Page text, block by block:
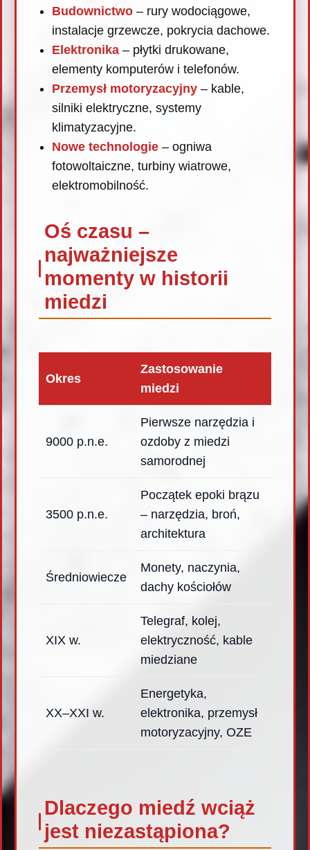
Budownictwo – rury wodociągowe,
instalacje grzewcze, pokrycia dachowe.
Elektronika – płytki drukowane,
elementy komputerów i telefonów.
Przemysł motoryzacyjny – kable,
silniki elektryczne, systemy
klimatyzacyjne.
Nowe technologie – ogniwa
fotowoltaiczne, turbiny wiatrowe,
elektromobilność.
Oś czasu –
najważniejsze
momenty w historii
miedzi
Okres
Zastosowanie
miedzi
9000 p.n.e.
Pierwsze narzędzia i
ozdoby z miedzi
samorodnej
3500 p.n.e.
Początek epoki brązu
– narzędzia, broń,
architektura
Średniowiecze
Monety, naczynia,
dachy kościołów
XIX w.
Telegraf, kolej,
elektryczność, kable
miedziane
XX–XXI w.
Energetyka,
elektronika, przemysł
motoryzacyjny, OZE
Dlaczego miedź wciąż
jest niezastąpiona?